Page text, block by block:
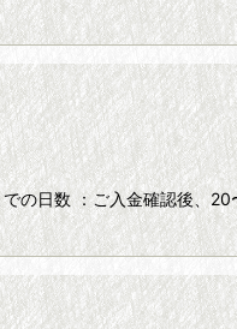
の日数 ：ご入金確認後、20